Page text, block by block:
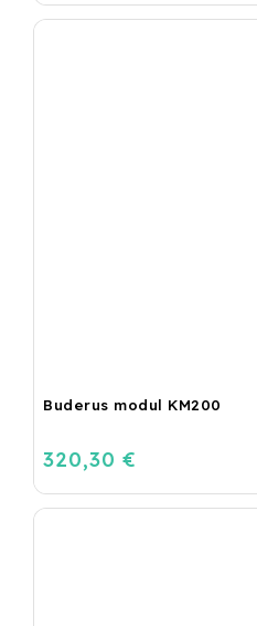
Buderus modul KM200
320,30 €